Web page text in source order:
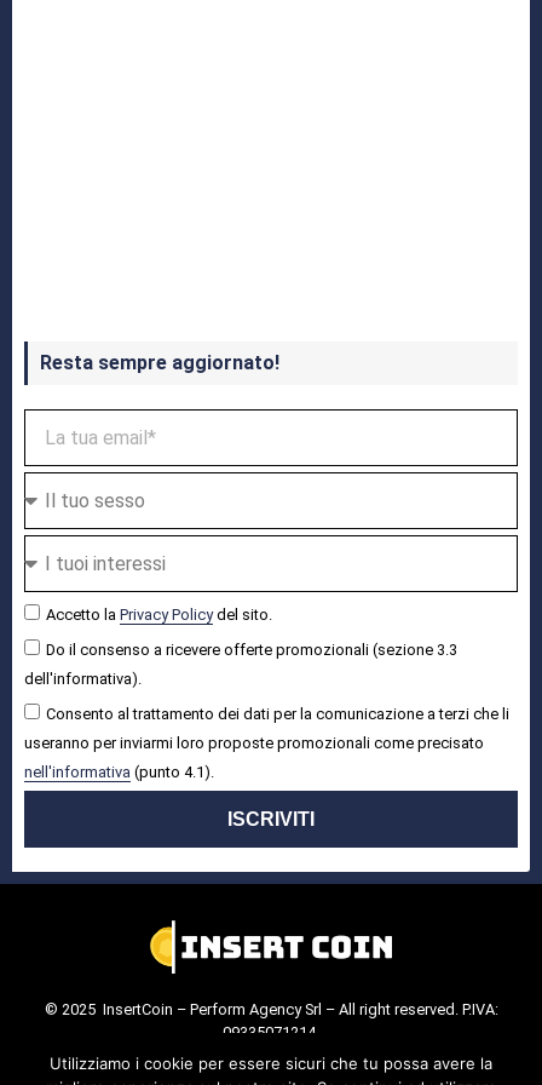
Resta sempre aggiornato!
Accetto la Privacy Policydel sito.
Do il consenso a ricevere offerte promozionali (sezione 3.3
dell'informativa).
Consento al trattamento dei dati per la comunicazione a terzi che li
useranno per inviarmi loro proposte promozionali come precisato
nell'informativa (punto 4.1).
ISCRIVITI
© 2025 InsertCoin – Perform Agency Srl – All right reserved. P.IVA:
09335071214.
Cookie Policy . Privacy Policy.
Utilizziamo i cookie per essere sicuri che tu possa avere la